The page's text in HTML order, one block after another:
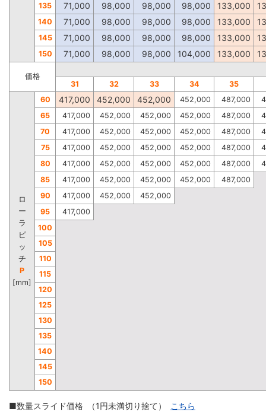
135 71,000 98,000 98,000 98,000 133,000
140 71,000 98,000 98,000 98,000 133,000
145 71,000 98,000 98,000 98,000 133,000
150 71,000 98,000 98,000 104,000 133,000
価格
31
32 33 34 35
ロ
ー
ラ
ピ
ッ
チ
P
[mm]
60 417,000 452,000 452,000 452,000 487,000
65
417,000 452,000 452,000 452,000 487,000
70
417,000 452,000 452,000 452,000 487,000
75
417,000 452,000 452,000 452,000 487,000
80
417,000 452,000 452,000 452,000 487,000
85
417,000 452,000 452,000 452,000
487,000
90
417,000 452,000
452,000
95
417,000
100
105
110
115
120
125
130
135
140
145
150
■数量スライド価格 （1円未満切り捨て） こちら